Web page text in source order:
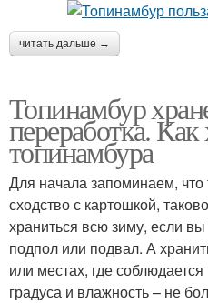
читать дальше →
Топинамбур
переработка.
топинамбура
Для начала запоминаем,
сходство с картошкой,
храниться всю зиму, если
подпол или подвал. А
или местах, где
градуса и влажность – не